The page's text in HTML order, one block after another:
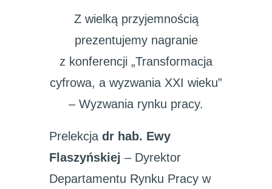
Z wielką przyjemnością
prezentujemy nagranie
z konferencji „Transformacja
cyfrowa, a wyzwania XXI wieku”
– Wyzwania rynku pracy.
Prelekcja dr hab. Ewy
Flaszyńskiej – Dyrektor
Departamentu Rynku Pracy w